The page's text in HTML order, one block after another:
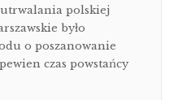
polskiej
było
o poszanowanie
czas powstańcy